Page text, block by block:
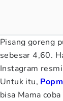
Pisang goreng
sebesar 4,60.
Instagram
Untuk itu,
bisa Mama